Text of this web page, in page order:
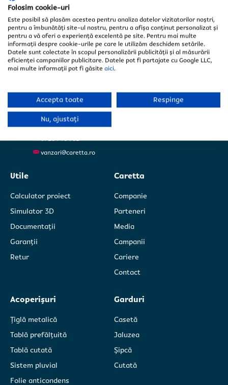
Folosim cookie-uri
Este posibil să plasăm acestea pentru analiza datelor vizitatorilor noștri,
pentru a îmbunătăți site-ul nostru, pentru a afișa conținut personalizat și
pentru a vă oferi o experiență excelentă pe site. Pentru mai multe
informații despre cookie-urile pe care le utilizăm deschidem setările.
Datele sunt colectate în scopul personalizării publicității și al măsurării
eficienței campaniilor publicitare. Datele pot fi partajate cu Google LLC,
mai multe informații pot fi găsite aici.
Accepta toate Respinge
Nu, ajustați
Selectează județul *
Încarcă poze/schițe/măsurători.
Am citit și sunt de acord cupolitica de
confidențialitate Caretta SRL.
Selectează județul *
Încarcă poze/schițe/măsurători.
Am citit și sunt de acord cupolitica de
confidențialitate Caretta SRL.
Fabrica Iași- Sediul central
Tomești
Șos. Iași-Tomești, Nr. 69F
Județ Iași
0735 000 555
Fabrica Ploiești
Filipeștii de Pădure
Str. Principală 19A
0726 716 962
vanzari@caretta.ro
Utile
Calculator proiect
Simulator 3D
Documentații
Garanții
Retur
Caretta
Companie
Parteneri
Media
Campanii
Cariere
Contact
Acoperișuri
Țiglă metalică
Tablă prefălțuită
Tablă cutată
Sistem pluvial
Folie anticondens
Garduri
Casetă
Jaluzea
Șipcă
Cutată